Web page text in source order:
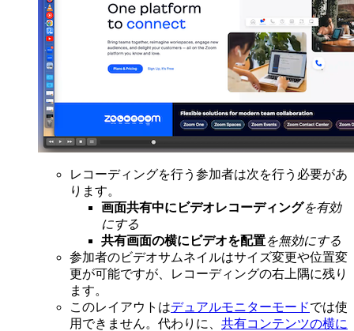
レコーディングを行う参加者は次を行う必要があ
ります。
画面共有中にビデオレコーディングを有効
にする
共有画面の横にビデオを配置を無効にする
参加者のビデオサムネイルはサイズ変更や位置変
更が可能ですが、レコーディングの右上隅に残り
ます。
このレイアウトはデュアルモニターモードでは使
用できません。代わりに、 共有コンテンツの横に